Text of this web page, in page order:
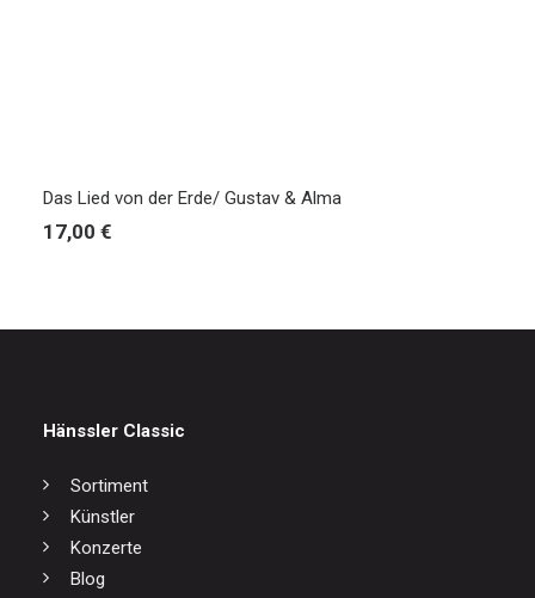
IN DEN WARENKORB
Das Lied von der Erde/ Gustav & Alma
17,00 €
Hänssler Classic
Sortiment
Künstler
Konzerte
Blog